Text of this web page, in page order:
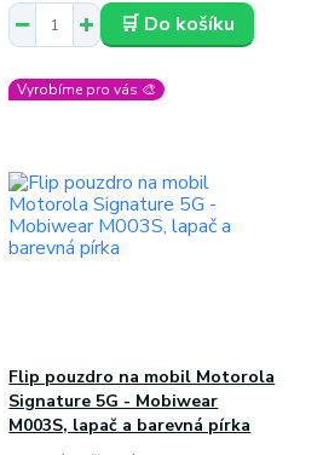
🛒 Do košíku
Vyrobíme pro vás 🎨
Flip pouzdro na mobil Motorola
Signature 5G - Mobiwear
M003S, lapač a barevná pírka